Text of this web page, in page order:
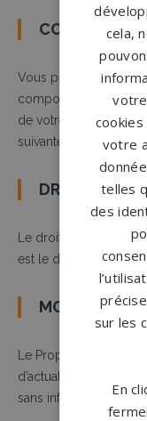
CONTENUS
Vous pouvez
comportements
de votre utilisation de
suivante :
DROIT
Le droit applicable
est le droit français.
Le Propriétaire du
d’actualiser les
sans information
cela,
votre
telles
des
sur les
En